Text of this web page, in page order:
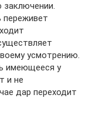
заключении.
переживет
усмотрению.
имеющееся у
и не
дар переходит